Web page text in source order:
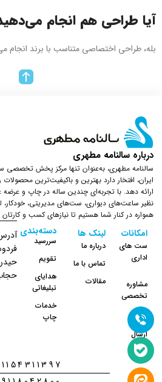
آیا طراحی هم انجام
بله، طراحی اختصاصی متناسب با برند انجام
درباره سالنامه مطهری
سالنامه مطهری، به‌عنوان تنها مرکز پخش تخصصی
ایران، افتخار دارد بهترین و باکیفیت‌ترین
ارائه دهد. با تجربه‌ای چندین ساله در چاپ و عرضه
نظیر ساعت‌های دیواری، ست‌های مدیریتی، خودکار،
همواره در کنار شما هستیم تا نیازهای کسب و کارتان
لینک ها
درباره ما
تماس با ما
مقالات
دسته‌بندی
سررسید
تقویم
هدایای
تبلیغاتی
خدمات
چاپ
امکانات
ست های
اداری
مشاوره
تخصصی
نحوه
ارسال